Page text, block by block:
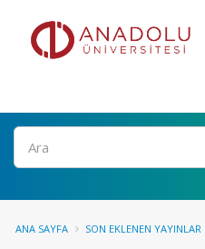
Ara
ANA SAYFA SON EKLENEN YAYINLAR